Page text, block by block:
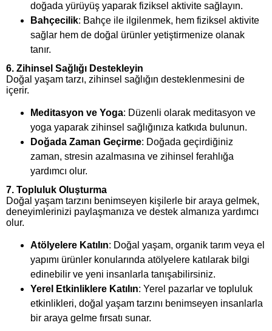
doğada yürüyüş yaparak fiziksel aktivite sağlayın.
Bahçecilik: Bahçe ile ilgilenmek, hem fiziksel aktivite
sağlar hem de doğal ürünler yetiştirmenize olanak
tanır.
6. Zihinsel Sağlığı Destekleyin
Doğal yaşam tarzı, zihinsel sağlığın desteklenmesini de
içerir.
Meditasyon ve Yoga: Düzenli olarak meditasyon ve
yoga yaparak zihinsel sağlığınıza katkıda bulunun.
Doğada Zaman Geçirme: Doğada geçirdiğiniz
zaman, stresin azalmasına ve zihinsel ferahlığa
yardımcı olur.
7. Topluluk Oluşturma
Doğal yaşam tarzını benimseyen kişilerle bir araya gelmek,
deneyimlerinizi paylaşmanıza ve destek almanıza yardımcı
olur.
Atölyelere Katılın: Doğal yaşam, organik tarım veya el
yapımı ürünler konularında atölyelere katılarak bilgi
edinebilir ve yeni insanlarla tanışabilirsiniz.
Yerel Etkinliklere Katılın: Yerel pazarlar ve topluluk
etkinlikleri, doğal yaşam tarzını benimseyen insanlarla
bir araya gelme fırsatı sunar.